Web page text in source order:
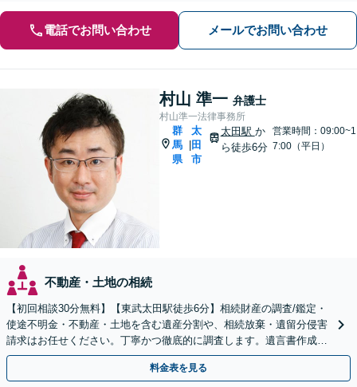
電話でお問い合わせ メールでお問い合わせ
村山 準一 弁護士
村山準一法律事務所
群
馬
県
太
田
市
太田駅 か
ら徒歩6分
営業時間：09:00~1
7:00（平日）
不動産・土地の相続
【初回相談30分無料】【東武太田駅徒歩6分】相続財産の調査/鑑定・
使途不明金・不動産・土地を含む遺産分割や、相続放棄・遺留分侵害
請求はお任せください。丁寧かつ徹底的に調査します。遺言書作成・
成年後見など就活サポートも行っています。
料金表を見る